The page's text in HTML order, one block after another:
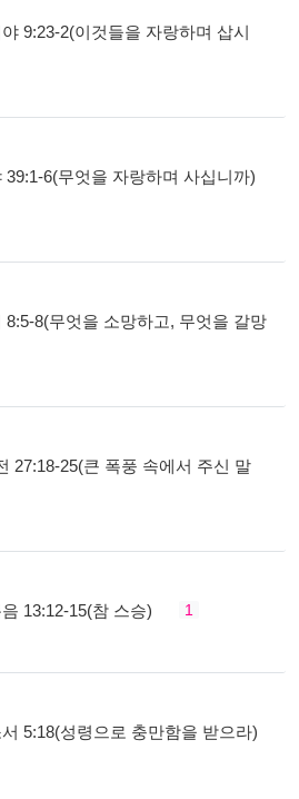
9:23-2(이것들을 자랑하며 삽시
39:1-6(무엇을 자랑하며 사십니까)
8:5-8(무엇을 소망하고, 무엇을 갈망
27:18-25(큰 폭풍 속에서 주신 말
13:12-15(참 스승)
1
5:18(성령으로 충만함을 받으라)